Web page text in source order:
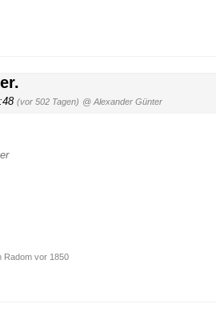
(vor 502 Tagen) @ Alexander Günter
Radom vor 1850